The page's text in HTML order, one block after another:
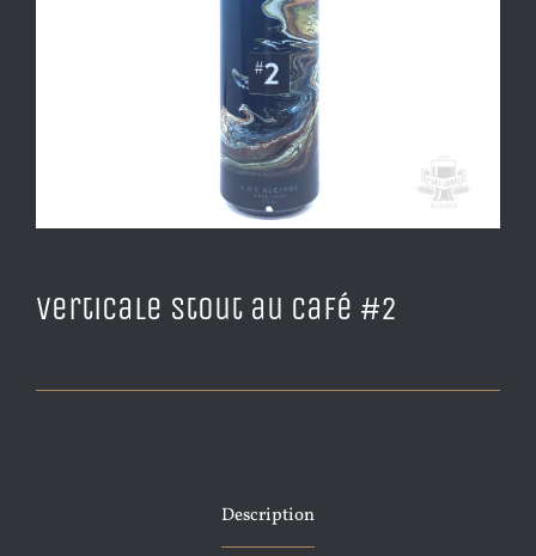
Verticale Stout au café #2
Description